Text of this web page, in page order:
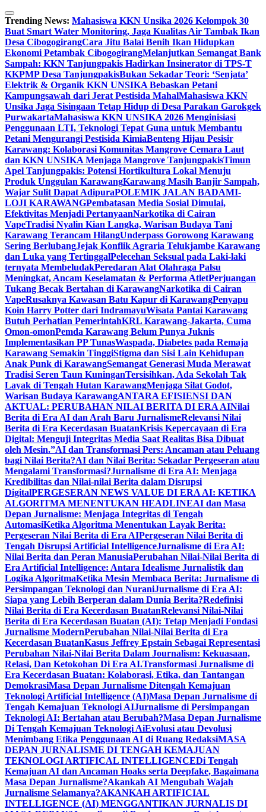
Skip
to
content
Trending News: Mahasiswa KKN Unsika 2026 Kelompok 30
Buat Smart Water Monitoring, Jaga Kualitas Air Tambak Ikan
Desa CibogogirangCara Jitu Balai Benih Ikan Hidupkan
Ekonomi Petambak CibogogirangMelanjutkan Semangat Bank
Sampah: KKN Tanjungpakis Hadirkan Insinerator di TPS-T
KKPMP Desa TanjungpakisBukan Sekadar Teori: ‘Senjata’
Elektrik & Organik KKN UNSIKA Bebaskan Petani
Kampungsawah dari Jerat Pestisida MahalMahasiswa KKN
Unsika Jaga Sisingaan Tetap Hidup di Desa Parakan Garokgek
PurwakartaMahasiswa KKN UNSIKA 2026 Menginisiasi
Penggunaan LTI, Teknologi Tepat Guna untuk Membantu
Petani Mengurangi Pestisida KimiaBenteng Hijau Pesisir
Karawang: Kolaborasi Komunitas Mangrove Cemara Laut
dan KKN UNSIKA Menjaga Mangrove TanjungpakisTimun
Apel Tanjungpakis: Potensi Hortikultura Lokal Menuju
Produk Unggulan KarawangKarawang Masih Banjir Sampah,
Wajar Sulit Dapat AdipuraPOLEMIK JALAN BADAMI-
LOJI KARAWANGPembatasan Media Sosial Dimulai,
Efektivitas Menjadi PertanyaanNarkotika di Cairan
VapeTradisi Nyalin Kian Langka, Warisan Budaya Tani
Karawang Terancam HilangUnderpass Gorowong Karawang
Sering BerlubangJejak Konflik Agraria Telukjambe Karawang
dan Luka yang TertinggalPelecehan Seksual pada Laki-laki
ternyata MembeludakPeredaran Alat Olahraga Palsu
Meningkat, Ancam Keselamatan & Performa AtletPerjuangan
Tukang Becak Bertahan di KarawangNarkotika di Cairan
VapeRusaknya Kawasan Batu Kapur di KarawangPenyapu
Koin Harry Potter dari IndramayuWisata Pantai Karawang
Butuh Perhatian PemerintahKRL Karawang-Jakarta, Cuma
Omon-omonPemda Karawang Belum Punya Juknis
Implementasikan PP TunasWaspada, Diabetes pada Remaja
Karawang Semakin TinggiStigma dan Sisi Lain Kehidupan
Anak Punk di KarawangSemangat Generasi Muda Merawat
Tradisi Seren Taun KuninganTersisihkan, Ada Sekolah Tak
Layak di Tengah Hutan KarawangMenjaga Silat Godot,
Warisan Budaya KarawangANTARA EFISIENSI DAN
AKTUAL: PERUBAHAN NILAI BERITA DI ERA AINilai
Berita di Era AI dan Arah Baru JurnalismeRelevansi Nilai
Berita di Era Kecerdasan BuatanKrisis Kepercayaan di Era
Digital: Menguji Integritas Media Saat Realitas Bisa Dibuat
oleh Mesin.”AI dan Transformasi Pers: Ancaman atau Peluang
bagi Nilai Berita?AI dan Nilai Berita: Sekadar Pergeseran atau
Mengalami Transformasi?Jurnalisme di Era AI: Menjaga
Kredibilitas dan Nilai-nilai Berita dalam Disrupsi
DigitalPERGESERAN NEWS VALUE DI ERA AI: KETIKA
ALGORITMA MENENTUKAN HEADLINEAI dan Masa
Depan Jurnalisme: Menjaga Integritas di Tengah
AutomasiKetika Algoritma Menentukan Layak Berita:
Pergeseran Nilai Berita di Era AIPergeseran Nilai Berita di
Tengah Disrupsi Artificial IntelligenceJurnalisme di Era AI:
Nilai Berita dan Peran ManusiaPerubahan Nilai-Nilai Berita di
Era Artificial Intelligence: Antara Idealisme Jurnalistik dan
Logika AlgoritmaKetika Mesin Membaca Berita: Jurnalisme di
Persimpangan Teknologi dan NuraniJurnalisme di Era AI:
Siapa yang Lebih Berperan dalam Dunia Berita?Redefinisi
Nilai Berita di Era Kecerdasan BuatanRelevansi Nilai-Nilai
Berita di Era Kecerdasan Buatan (AI): Tetap Menjadi Fondasi
Jurnalisme ModernPerubahan Nilai-Nilai Berita di Era
Kecerdasan BuatanKasus Jeffrey Epstain Sebagai Representasi
Perubahan Nilai-Nilai Berita Dalam Journalism: Kekuasaan,
Relasi, Dan Ketokohan Di Era AI.Transformasi Jurnalisme di
Era Kecerdasan Buatan: Kolaborasi, Etika, dan Tantangan
DemokrasiMasa Depan Jurnalisme Ditengah Kemajuan
Teknologi Artificial Intelligence (AI)Masa Depan Jurnalisme di
Tengah Kemajuan Teknologi AIJurnalisme di Persimpangan
Teknologi AI: Bertahan atau Berubah?Masa Depan Jurnalisme
Di Tengah Kemajuan Teknologi AiEvolusi atau Devolusi
Menimbang Etika Penggunaan AI di Ruang RedaksiMASA
DEPAN JURNALISME DI TENGAH KEMAJUAN
TEKNOLOGI ARTIFICAL INTELLIGENCEDi Tengah
Kemajuan AI dan Ancaman Hoaks serta Deepfake, Bagaimana
Masa Depan Jurnalisme?Akankah AI Mengubah Wajah
Jurnalisme Selamanya?AKANKAH ARTIFICIAL
INTELLIGENCE (AI) MENGGANTIKAN JURNALIS DI